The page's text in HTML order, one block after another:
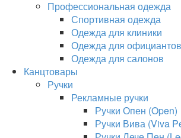
Профессиональная одежда
Спортивная одежда
Одежда для клиники
Одежда для официантов
Одежда для салонов
Канцтовары
Ручки
Рекламные ручки
Ручки Опен (Open)
Ручки Вива (Viva